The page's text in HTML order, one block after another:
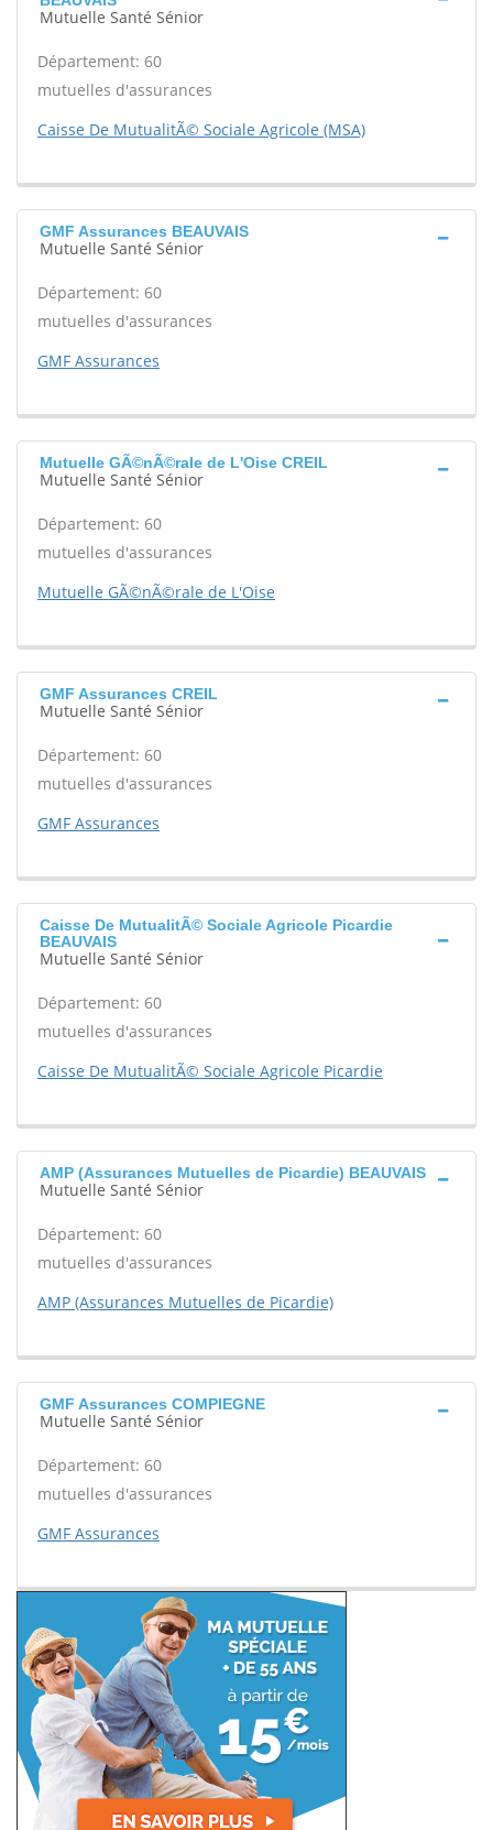
Mutuelle Santé Sénior
Département: 60
mutuelles d'assurances
Caisse De MutualitÃ© Sociale Agricole (MSA)
GMF Assurances BEAUVAIS
Mutuelle Santé Sénior
Département: 60
mutuelles d'assurances
GMF Assurances
Mutuelle GÃ©nÃ©rale de L'Oise CREIL
Mutuelle Santé Sénior
Département: 60
mutuelles d'assurances
Mutuelle GÃ©nÃ©rale de L'Oise
GMF Assurances CREIL
Mutuelle Santé Sénior
Département: 60
mutuelles d'assurances
GMF Assurances
Caisse De MutualitÃ© Sociale Agricole Picardie
BEAUVAIS
Mutuelle Santé Sénior
Département: 60
mutuelles d'assurances
Caisse De MutualitÃ© Sociale Agricole Picardie
AMP (Assurances Mutuelles de Picardie) BEAUVAIS
Mutuelle Santé Sénior
Département: 60
mutuelles d'assurances
AMP (Assurances Mutuelles de Picardie)
GMF Assurances COMPIEGNE
Mutuelle Santé Sénior
Département: 60
mutuelles d'assurances
GMF Assurances